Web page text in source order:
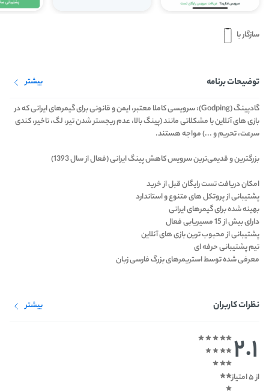
سازگار با
توضیحات برنامه بیشتر
گادپینگ (Godping): سرویسی کاملا معتبر، ایمن و قانونی برای گیمرهای ایرانی که در
بازی های آنلاین با مشکلاتی مانند (پینگ بالا، عدم ریجستر شدن تیر، لگ، تاخیر، کندی
سرعت، تحریم و ...) مواجه هستند.
بزرگترین و قدیمی‌ترین سرویس کاهش پینگ ایرانی (فعال از سال 1393)
امکان دریافت تست رایگان قبل از خرید
پشتیبانی از پروتکل های متنوع و استاندارد
بهینه شده برای گیمرهای ایرانی
دارای بیش از 15 مسیریابی فعال
پشتیبانی از محبوب ترین بازی های آنلاین
تیم پشتیبانی حرفه ای
معرفی شده توسط استریمرهای بزرگ فارسی زبان
نظرات کاربران بیشتر
2.1
از 5 امتیاز